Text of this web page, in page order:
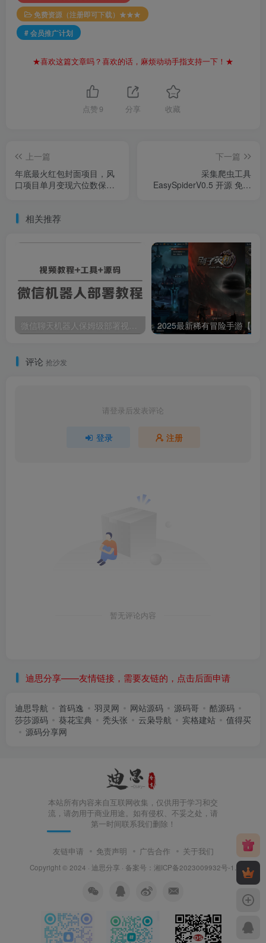
免费资源（注册即可下载）★★★
# 会员推广计划
★喜欢这篇文章吗？喜欢的话，麻烦动动手指支持一下！★
点赞 9 分享 收藏
上一篇
年底最火红包封面项目，风
口项目单月变现六位数保姆
下一篇
采集爬虫工具
EasySpiderV0.5 开源 免费
相关推荐
评论 抢沙发
请登录后发表评论
登录 注册
暂无评论内容
迪思分享——友情链接，需要友链的，点击后面申请
迪思导航 首码逸 羽灵网 网站源码 源码哥
酷源码
莎莎源码
葵花宝典 秃头张 云枭导航 宾格建站
值得买
源码分享网
本站所有内容来自互联网收集，仅供用于学习和交
流，请勿用于商业用途。如有侵权、不妥之处，请
第一时间联系我们删除！
友链申请 免责声明 广告合作 关于我们
Copyright © 2024 · 迪思分享 · 备案号： 湘ICP备2023009932号-1